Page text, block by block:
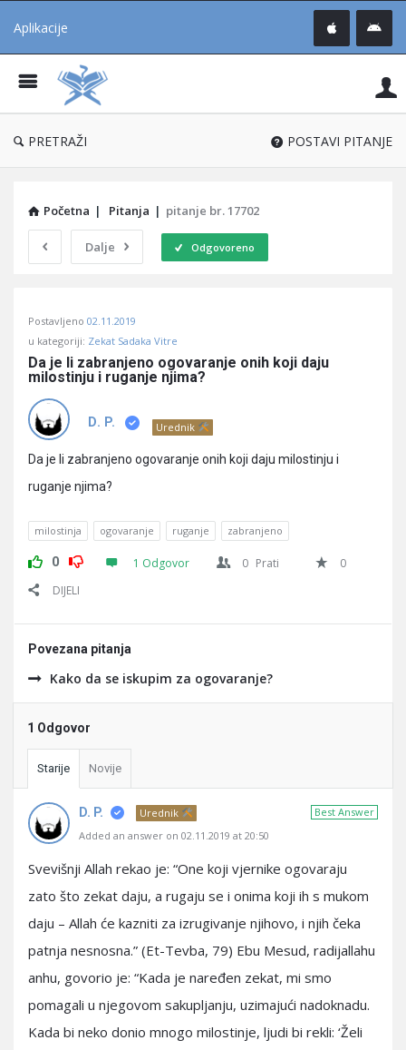
Aplikacije
®
PRETRAŽI POSTAVI PITANJE
Početna | Pitanja | pitanje br. 17702
Dalje Odgovoreno
Učene
Latest
Pitanja
Postavljeno 02.11.2019
u kategoriji: Zekat Sadaka Vitre
Da je li zabranjeno ogovaranje onih koji daju
milostinju i ruganje njima?
D. P. Urednik
Da je li zabranjeno ogovaranje onih koji daju milostinju i
ruganje njima?
milostinja ogovaranje ruganje zabranjeno
0 1 Odgovor 0 Prati
0
DIJELI
Povezana pitanja
Kako da se iskupim za ogovaranje?
1 Odgovor
Starije Novije
Best Answer
D. P.
Urednik
Added an answer on 02.11.2019 at 20:50
Svevišnji Allah rekao je: “One koji vjernike ogovaraju
zato što zekat daju, a rugaju se i onima koji ih s mukom
daju – Allah će kazniti za izrugivanje njihovo, i njih čeka
patnja nesnosna.” (Et-Tevba, 79) Ebu Mesud, radijallahu
anhu, govorio je: “Kada je naređen zekat, mi smo
pomagali u njegovom sakupljanju, uzimajući nadoknadu.
Kada bi neko donio mnogo milostinje, ljudi bi rekli: ‘Želi